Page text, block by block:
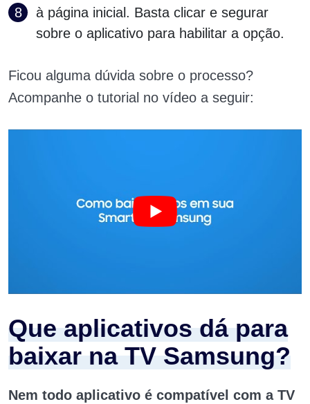
à página inicial. Basta clicar e segurar
sobre o aplicativo para habilitar a opção.
Ficou alguma dúvida sobre o processo?
Acompanhe o tutorial no vídeo a seguir:
Que aplicativos dá para
baixar na TV Samsung?
Nem todo aplicativo é compatível com a TV